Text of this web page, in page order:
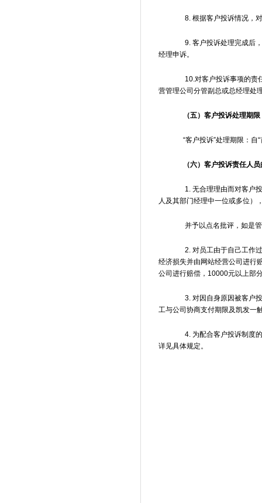
8. 根据客户投诉情况，对
9. 客户投诉处理完成后，
经理申诉。
10.对客户投诉事项的责任
营管理公司分管副总或总经理处
（五）客户投诉处理期限
“客户投诉”处理期限：自“
（六）客户投诉责任人
1. 无合理理由而对客户投
人及其部门经理中一位或多位）
并予以点名批评，如是管
2. 对员工由于自己工作过
经济损失并由网站经营公司进行
公司进行赔偿，10000元以上部
3. 对因自身原因被客户投
工与公司协商支付期限及凯发一
4. 为配合客户投诉制度的
详见具体规定。